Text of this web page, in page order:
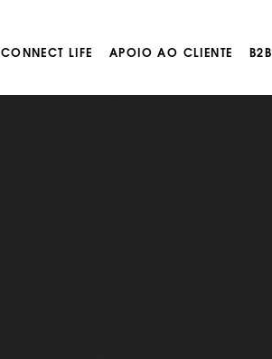
CONNECT LIFE APOIO AO CLIENTE B2B